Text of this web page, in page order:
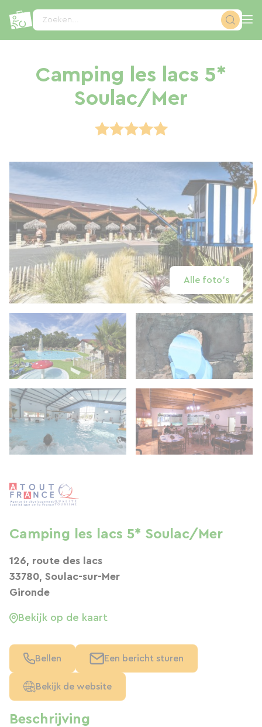
Zoeken...
Camping les lacs 5*
Soulac/Mer
Alle foto's
Beschrijving
Camping les lacs 5* Soulac/Mer
126, route des lacs
33780, Soulac-sur-Mer
Gironde
Bekijk op de kaart
Bellen Een bericht sturen
Bekijk de website
Cookies beheer paneel